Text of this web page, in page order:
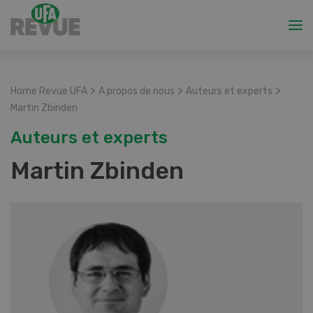
Home Revue UFA > A propos de nous > Auteurs et experts >
Martin Zbinden
Auteurs et experts
Martin Zbinden